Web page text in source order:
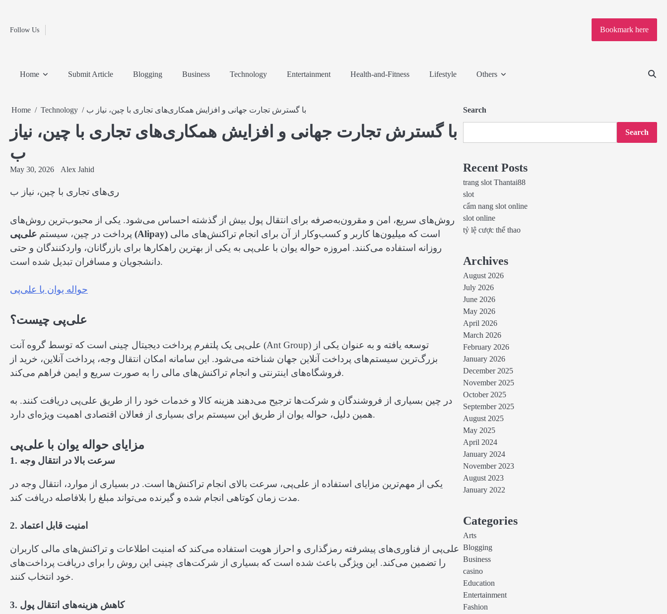
contentFollow Us
Home
Travel
Bookmark here
Home Submit Article Blogging Business Technology Entertainment Health-and-Fitness Lifestyle Others
Home Technology با گسترش تجارت جهانی و افزایش همکاری‌های تجاری با چین، نیاز ب
با گسترش تجارت جهانی و افزایش همکاری‌های تجاری با چین، نیاز
ب
May 30, 2026 Alex Jahid
ری‌های تجاری با چین، نیاز ب
روش‌های سریع، امن و مقرون‌به‌صرفه برای انتقال پول بیش از گذشته احساس می‌شود. یکی از محبوب‌ترین روش‌های
پرداخت در چین، سیستم علی‌پی (Alipay)
روزانه استفاده می‌کنند. امروزه حواله یوان با علی‌پی به یکی از بهترین راهکارها برای بازرگانان، واردکنندگان و حتی
دانشجویان و مسافران تبدیل شده است.
حواله یوان با علی‌پی
علی‌پی چیست؟
علی‌پی یک پلتفرم پرداخت دیجیتال چینی است که توسط گروه آنت (Ant Group) توسعه یافته و به عنوان یکی از
بزرگ‌ترین سیستم‌های پرداخت آنلاین جهان شناخته می‌شود. این سامانه امکان انتقال وجه، پرداخت آنلاین، خرید از
فروشگاه‌های اینترنتی و انجام تراکنش‌های مالی را به صورت سریع و ایمن فراهم می‌کند.
در چین بسیاری از فروشندگان و شرکت‌ها ترجیح می‌دهند هزینه کالا و خدمات خود را از طریق علی‌پی دریافت کنند. به
همین دلیل، حواله یوان از طریق این سیستم برای بسیاری از فعالان اقتصادی اهمیت ویژه‌ای دارد.
مزایای حواله یوان با علی‌پی
1. سرعت بالا در انتقال وجه
یکی از مهم‌ترین مزایای استفاده از علی‌پی، سرعت بالای انجام تراکنش‌ها است. در بسیاری از موارد، انتقال وجه در
مدت زمان کوتاهی انجام شده و گیرنده می‌تواند مبلغ را بلافاصله دریافت کند.
2. امنیت قابل اعتماد
علی‌پی از فناوری‌های پیشرفته رمزگذاری و احراز هویت استفاده می‌کند که امنیت اطلاعات و تراکنش‌های مالی کاربران
را تضمین می‌کند. این ویژگی باعث شده است که بسیاری از شرکت‌های چینی این روش را برای دریافت پرداخت‌های
خود انتخاب کنند.
3. کاهش هزینه‌های انتقال پول
Search
Search
Recent Posts
trang slot Thantai88
slot
cẩm nang slot online
slot online
tỷ lệ cược thể thao
Archives
August 2026
July 2026
June 2026
May 2026
April 2026
March 2026
February 2026
January 2026
December 2025
November 2025
October 2025
September 2025
August 2025
May 2025
April 2024
January 2024
November 2023
August 2023
January 2022
Categories
Arts
Blogging
Business
casino
Education
Entertainment
Fashion